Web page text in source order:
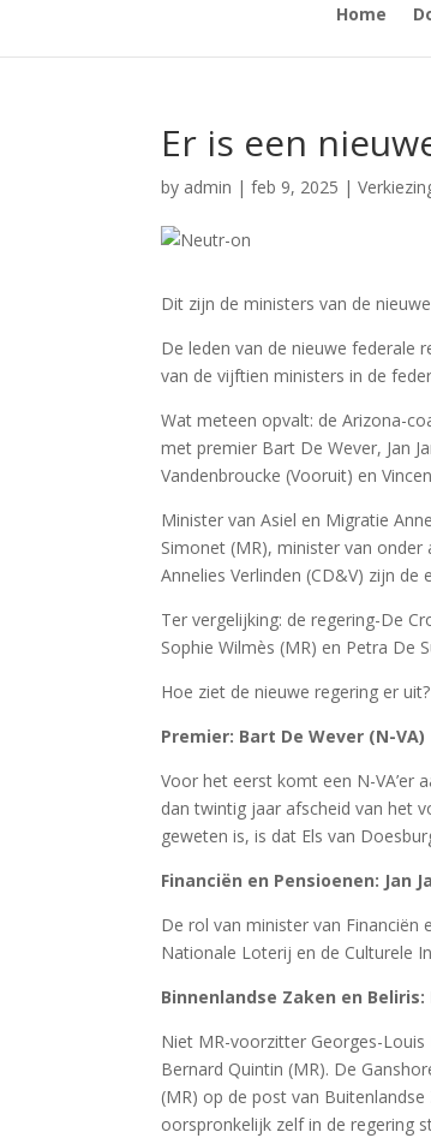
Home
Er is een
by admin |feb 9, 2025 |
Dit zijn de ministers van de
De leden van de nieuwe federale
van de vijftien ministers in de
Wat meteen opvalt: de Arizona-
met premier Bart De Wever, Jan
Vandenbroucke (Vooruit) en
Minister van Asiel en Migratie
Simonet (MR), minister van onder
Annelies Verlinden (CD&V) zijn de
Ter vergelijking: de regering-De
Sophie Wilmès (MR) en Petra De
Hoe ziet de nieuwe regering er uit?
Premier: Bart De Wever (N-VA)
Voor het eerst komt een N-VA’er
dan twintig jaar afscheid van het
geweten is, is dat Els van
Financiën en Pensioenen: Jan
De rol van minister van Financiën
Nationale Loterij en de Culturele
Binnenlandse Zaken en
Niet MR-voorzitter Georges-
Bernard Quintin (MR). De
(MR) op de post van
oorspronkelijk zelf in de regering